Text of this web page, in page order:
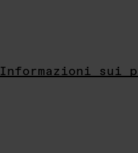
Informazioni sui